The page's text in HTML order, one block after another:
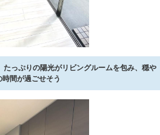
っぷりの陽光がリビングルームを包み、穏や
間が過ごせそう